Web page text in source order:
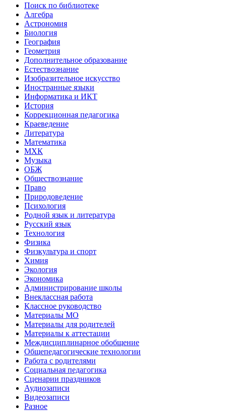
Поиск по библиотеке
Алгебра
Астрономия
Биология
География
Геометрия
Дополнительное образование
Естествознание
Изобразительное искусство
Иностранные языки
Информатика и ИКТ
История
Коррекционная педагогика
Краеведение
Литература
Математика
МХК
Музыка
ОБЖ
Обществознание
Право
Природоведение
Психология
Родной язык и литература
Русский язык
Технология
Физика
Физкультура и спорт
Химия
Экология
Экономика
Администрирование школы
Внеклассная работа
Классное руководство
Материалы МО
Материалы для родителей
Материалы к аттестации
Междисциплинарное обобщение
Общепедагогические технологии
Работа с родителями
Социальная педагогика
Сценарии праздников
Аудиозаписи
Видеозаписи
Разное